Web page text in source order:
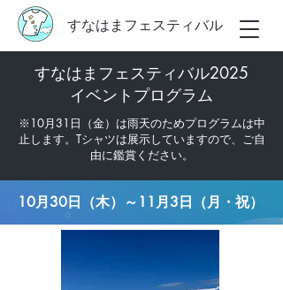
すなはまフェスティバル
​すなはまフェスティバル2025
イベントプログラム
※10月31日（金）は雨天のためプログラムは中
止します。Tシャツは展示していますので、ご自
由に鑑賞ください。
10月30日（木）～11月3日（月・祝）